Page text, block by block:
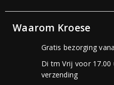
Waarom Kroese
Gratis bezorging
Di tm Vrij voor
verzending